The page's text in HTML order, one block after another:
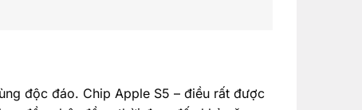
độc đáo. Chip Apple S5 – điều rất được